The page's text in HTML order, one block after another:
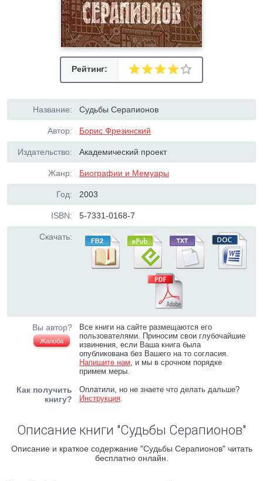
Рейтинг:
Название: Судьбы Серапионов
Автор: Борис Фрезинский
Издательство: Академический проект
Жанр: Биографии и Мемуары
Год: 2003
ISBN: 5-7331-0168-7
Скачать:
Вы автор?
Жалоба
Все книги на сайте размещаются его
пользователями. Приносим свои глубочайшие
извинения, если Ваша книга была
опубликована без Вашего на то согласия.
Напишите нам, и мы в срочном порядке
примем меры.
Как получить
книгу?
Оплатили, но не знаете что делать дальше?
Инструкция.
Описание книги "Судьбы Серапионов"
Описание и краткое содержание "Судьбы Серапионов" читать
бесплатно онлайн.